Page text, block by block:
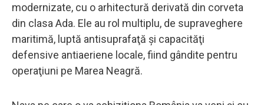
modernizate, cu o arhitectură derivată din corveta
din clasa Ada. Ele au rol multiplu, de supraveghere
maritimă, luptă antisuprafaţă şi capacităţi
defensive antiaeriene locale, fiind gândite pentru
operaţiuni pe Marea Neagră.